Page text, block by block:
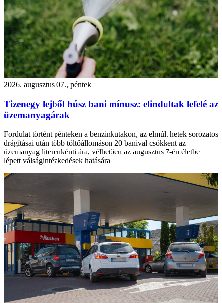
2026. augusztus 07., péntek
Tizenegy lejből húsz bani mínusz: elindultak lefelé az
üzemanyagárak
Fordulat történt pénteken a benzinkutakon, az elmúlt hetek sorozatos
drágításai után több töltőállomáson 20 banival csökkent az
üzemanyag literenkénti ára, vélhetően az augusztus 7-én életbe
lépett válságintézkedések hatására.